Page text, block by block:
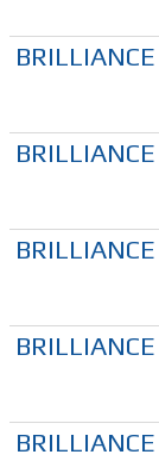
BRILLIANCE
BRILLIANCE
BRILLIANCE
BRILLIANCE
BRILLIANCE